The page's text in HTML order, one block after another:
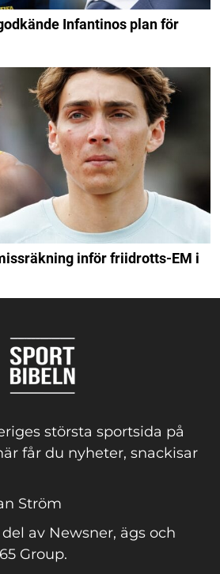
Infantinos plan för
inför friidrotts-EM i
största sportsida på
får du nyheter, snackisar
Ström
av Newsner, ägs och
Group.